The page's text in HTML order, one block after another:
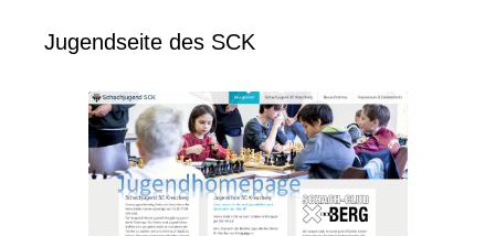
Jugendseite des SCK